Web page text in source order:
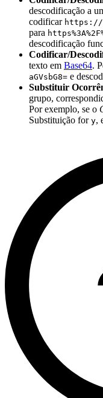
descodificação a
codificar https://
para
descodificação
Codificar/
texto em Base64.
aGVsbG8= e
Substituir
grupo,
Por exemplo, se o
Substituição for y,